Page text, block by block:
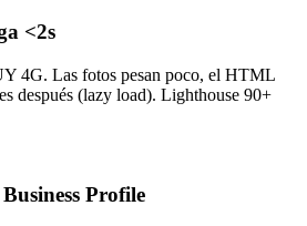
<2s
4G. Las fotos pesan poco, el HTML
después (lazy load). Lighthouse 90+
Profile